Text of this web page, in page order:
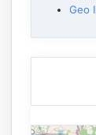
Geo